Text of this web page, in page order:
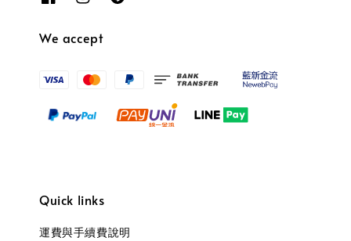
We accept
Quick links
運費與手續費說明